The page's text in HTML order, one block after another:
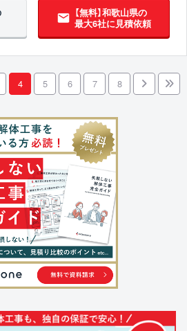
【無料】和歌山県の
最大6社に見積依頼
4 5 6 7 8